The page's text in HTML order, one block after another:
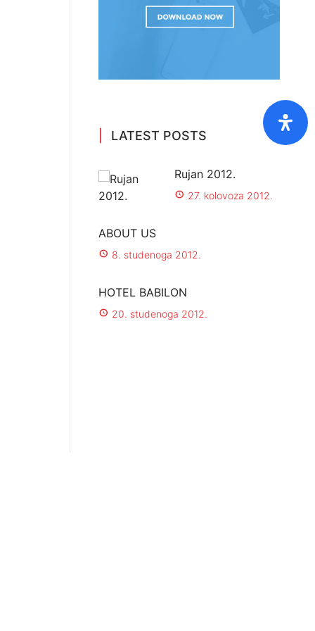
LATEST POSTS
Rujan 2012.
27. kolovoza 2012.
ABOUT US
8. studenoga 2012.
HOTEL BABILON
20. studenoga 2012.